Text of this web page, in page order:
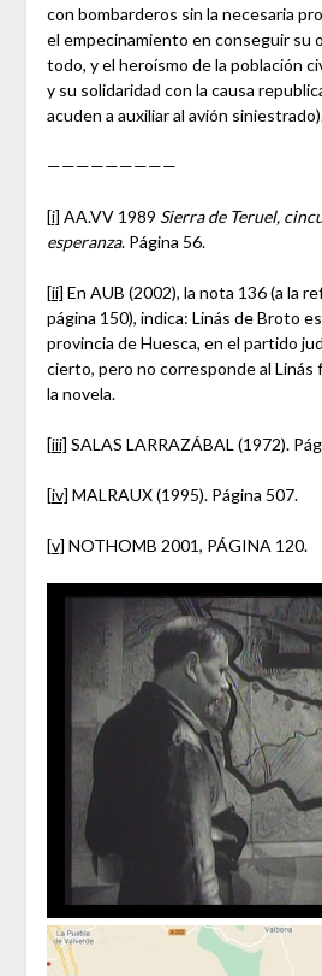
con bombarderos sin la necesaria
el empecinamiento en conseguir su
todo, y el heroísmo de la población
y su solidaridad con la causa
acuden a auxiliar al avión
—————————
[i] AA.VV 1989 Sierra de Teruel,
esperanza. Página 56.
[ii] En AUB (2002), la nota 136 (a la
página 150), indica: Linás de Broto
provincia de Huesca, en el partido
cierto, pero no corresponde al Linás
la novela.
[iii] SALAS LARRAZÁBAL (1972).
[iv] MALRAUX (1995). Página 507.
[v] NOTHOMB 2001, PÁGINA 120.